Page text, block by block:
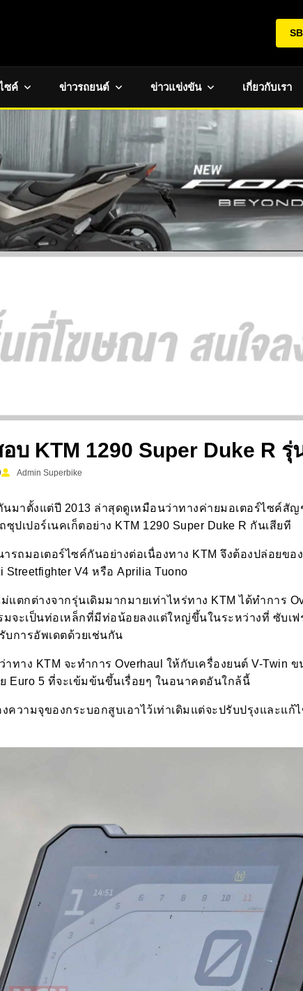
ซค์ ข่าวรถยนต์ ข่าวแข่งขัน เกี่ยวกับเรา
บ KTM 1290 Super Duke R รุ่
Admin Superbike
มาตั้งแต่ปี 2013 ล่าสุดดูเหมือนว่าทางค่ายมอเตอร์ไซค์สัญ
ปเปอร์เนคเก็ตอย่าง KTM 1290 Super Duke R กันเสียที
รถมอเตอร์ไซค์กันอย่างต่อเนื่องทาง KTM จึงต้องปล่อยขอ
V4 หรือ Aprilia Tuono
ตกต่างจากรุ่นเดิมมากมายเท่าไหร่ทาง KTM ได้ทำการ
มจะเป็นท่อเหล็กที่มีท่อน้อยลงแต่ใหญ่ขึ้นในระหว่างที่ ซับเ
การอัพเดตด้วยเช่นกัน
ทาง KTM จะทำการ Overhaul ให้กับเครื่องยนต์ V-Twin
Euro 5 ที่จะเข้มข้นขึ้นเรื่อยๆ ในอนาคตอันใกล้นี้
งความจุของกระบอกสูบเอาไว้เท่าเดิมแต่จะปรับปรุงและแก้